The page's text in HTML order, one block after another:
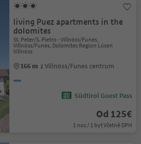
living Puez apartments in the
dolomites
St. Peter/S. Pietro - Villnöss/Funes,
Villnöss/Funes, Dolomites Region Lüsen
Villnöss
166 m z Villnöss/Funes centrum
Südtirol Guest Pass
Od 125€
1 noc / 1 byt Včetně DPH